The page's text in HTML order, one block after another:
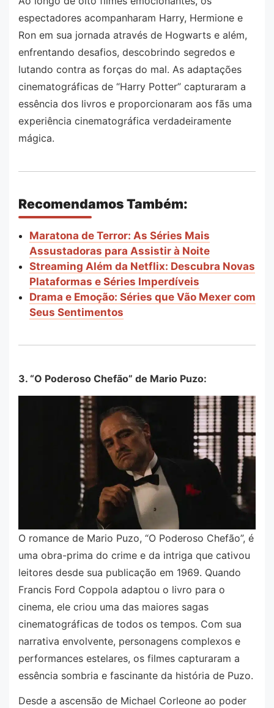
espectadores acompanharam Harry, Hermione e
Ron em sua jornada através de Hogwarts e além,
enfrentando desafios, descobrindo segredos e
lutando contra as forças do mal. As adaptações
cinematográficas de “Harry Potter” capturaram a
essência dos livros e proporcionaram aos fãs uma
experiência cinematográfica verdadeiramente
mágica.
Recomendamos Também:
Maratona de Terror: As Séries Mais
Assustadoras para Assistir à Noite
Streaming Além da Netflix: Descubra Novas
Plataformas e Séries Imperdíveis
Drama e Emoção: Séries que Vão Mexer com
Seus Sentimentos
3. “O Poderoso Chefão” de Mario Puzo:
O romance de Mario Puzo, “O Poderoso Chefão”, é
uma obra-prima do crime e da intriga que cativou
leitores desde sua publicação em 1969. Quando
Francis Ford Coppola adaptou o livro para o
cinema, ele criou uma das maiores sagas
cinematográficas de todos os tempos. Com sua
narrativa envolvente, personagens complexos e
performances estelares, os filmes capturaram a
essência sombria e fascinante da história de Puzo.
Desde a ascensão de Michael Corleone ao poder